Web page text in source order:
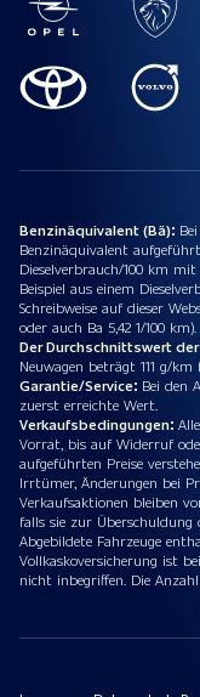
Benzinäquivalent (Bä):
Benzinäquivalent
Dieselverbrauch/100 km
Beispiel aus einem
Schreibweise auf dieser
oder auch Ba 5,42 1/100 km).
Der Durchschnittswert
Neuwagen beträgt 111 g/
Garantie/Service: Bei den
zuerst erreichte Wert.
Verkaufsbedingungen:
Vorrat, bis auf Widerruf
aufgeführten Preise
Irrtümer, Änderungen bei
Verkaufsaktionen bleiben
falls sie zur
Abgebildete Fahrzeuge
Vollkaskoversicherung ist
nicht inbegriffen. Die